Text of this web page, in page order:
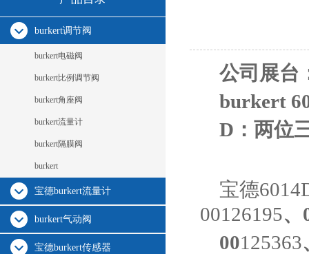
burkert调节阀
burkert电磁阀
burkert比例调节阀
burkert角座阀
burkert流量计
burkert隔膜阀
burkert
宝德burkert流量计
burkert气动阀
宝德burkert传感器
公司展台
burkert
D：两位
宝德
00126195、
00125363